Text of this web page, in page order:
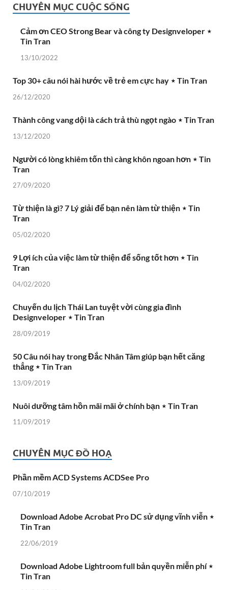
CHUYÊN MỤC CUỘC SỐNG
Cảm ơn CEO Strong Bear và công ty Designveloper ⋆
Tin Tran
13/10/2022
Top 30+ câu nói hài hước về trẻ em cực hay ⋆ Tin Tran
26/12/2020
Thành công vang dội là cách trả thù ngọt ngào ⋆ Tin Tran
13/12/2020
Người có lòng khiêm tốn thì càng khôn ngoan hơn ⋆ Tin
Tran
27/09/2020
Từ thiện là gì? 7 Lý giải để bạn nên làm từ thiện ⋆ Tin
Tran
05/02/2020
9 Lợi ích của việc làm từ thiện để sống tốt hơn ⋆ Tin
Tran
04/02/2020
Chuyến du lịch Thái Lan tuyệt vời cùng gia đình
Designveloper ⋆ Tin Tran
28/09/2019
50 Câu nói hay trong Đắc Nhân Tâm giúp bạn hết căng
thẳng ⋆ Tin Tran
13/09/2019
Nuôi dưỡng tâm hồn mãi mãi ở chính bạn ⋆ Tin Tran
11/09/2019
CHUYÊN MỤC ĐỒ HOẠ
Phần mềm ACD Systems ACDSee Pro
07/10/2019
Download Adobe Acrobat Pro DC sử dụng vĩnh viễn ⋆
Tin Tran
22/06/2019
Download Adobe Lightroom full bản quyền miễn phí ⋆
Tin Tran